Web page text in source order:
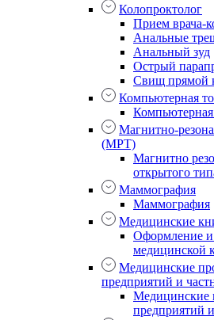
Колопроктолог
Прием врача-
Анальные
Анальный зуд
Острый
Свищ прямой
Компьютерная
Магнитно-
(МРТ)
Магнитно
открытого
Маммография
Маммография
Медицинские
Оформление и
медицинской
Медицинские
предприятий и
Медицинские
предприятий